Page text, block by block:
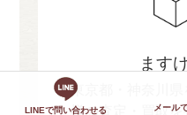
LINEで問い合わせる メール
ます
東京都・神奈川
様の査定・買取